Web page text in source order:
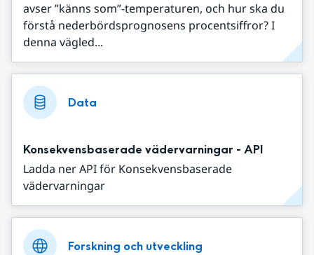
avser ”känns som”-temperaturen, och hur ska du
förstå nederbördsprognosens procentsiffror? I
denna vägled...
Data
Konsekvensbaserade vädervarningar - API
Ladda ner API för Konsekvensbaserade
vädervarningar
Forskning och utveckling